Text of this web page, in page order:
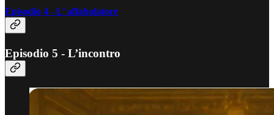
Episodio 4 - L’ affabulatore
Episodio 5 - L’incontro